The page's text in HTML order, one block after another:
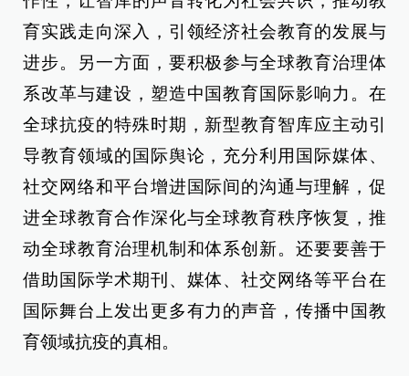
育实践走向深入，引领经济社会教育的发展与
进步。另一方面，要积极参与全球教育治理体
系改革与建设，塑造中国教育国际影响力。在
全球抗疫的特殊时期，新型教育智库应主动引
导教育领域的国际舆论，充分利用国际媒体、
社交网络和平台增进国际间的沟通与理解，促
进全球教育合作深化与全球教育秩序恢复，推
动全球教育治理机制和体系创新。还要要善于
借助国际学术期刊、媒体、社交网络等平台在
国际舞台上发出更多有力的声音，传播中国教
育领域抗疫的真相。